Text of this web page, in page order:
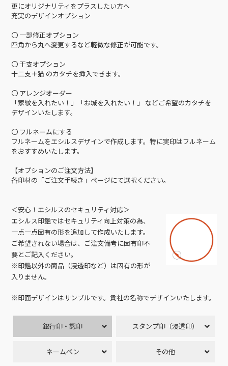
更にオリジナリティをプラスしたい方へ
充実のデザインオプション
〇 一部修正オプション
四角から丸へ変更するなど軽微な修正が可能です。
〇 干支オプション
十二支＋猫 のカタチを挿入できます。
〇 アレンジオーダー
「家紋を入れたい！」「お城を入れたい！」 などご希望のカタチを
デザインいたします。
〇 フルネームにする
フルネームをエシルスデザインで作成します。特に実印はフルネーム
をおすすめいたします。
【オプションのご注文方法】
各印材の「ご注文手続き」ページにて選択ください。
＜安心！エシルスのセキュリティ対応＞
エシルス印鑑ではセキュリティ向上対策の為、
一点一点固有の形を追加して作成いたします。
ご希望されない場合は、ご注文備考に固有印不
要とご記入ください。
※印鑑以外の商品（浸透印など）は固有の形が
入りません。
※印面デザインはサンプルです。貴社の名称でデザインいたします。
銀行印・認印 スタンプ印（浸透印）
ネームペン その他